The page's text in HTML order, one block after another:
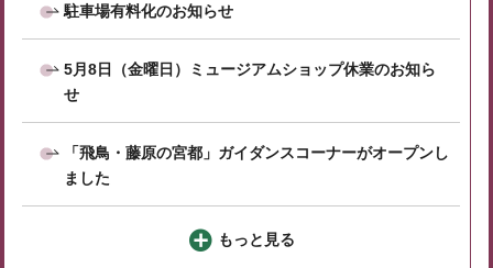
駐車場有料化のお知らせ
5月8日（金曜日）ミュージアムショップ休業のお知ら
せ
「飛鳥・藤原の宮都」ガイダンスコーナーがオープンし
ました
もっと見る